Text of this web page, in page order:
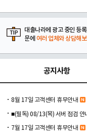
대출나라에 광고 중인 등
문에 여러 업체와 상담해
공지사항
8월 17일 고객센터 휴무안내
■(필독) 08/13(목) 서버 점검 안
7월 17일 고객센터 휴무안내